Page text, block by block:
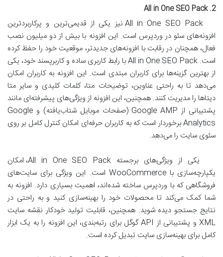
2. All in One SEO Pack
All in One SEO Pack نیز یکی از قدیمی‌ترین و پرکاربردترین
افزونه‌های سئو در وردپرس است. این افزونه با بیش از دو میلیون نصب
فعال، همچنان در رقابت با افزونه‌های جدیدتر، موقعیت خود را حفظ کرده
است. All in One SEO Pack با رابط کاربری ساده و کاربرپسند خود، یکی
از بهترین گزینه‌ها برای کاربران مبتدی است. این افزونه به کاربران امکان
می‌دهد تا به راحتی عناوین، توضیحات متا، کلمات کلیدی و سایر متا
دیتاها را مدیریت کنند. همچنین، این افزونه از ویژگی‌های پیشرفته‌ای مانند
پشتیبانی از Google AMP (صفحات موبایل شتاب‌یافته) و Google
Analytics برخوردار است که به کاربران حرفه‌ای امکان کنترل کامل بر روی
سئوی سایت را می‌دهد.
یکی از ویژگی‌های برجسته All in One SEO Pack، امکان
یکپارچه‌سازی با WooCommerce است. این ویژگی برای سایت‌های
فروشگاهی که با وردپرس ساخته شده‌اند، اهمیت بسیاری دارد. افزونه به
شما کمک می‌کند تا محصولات خود را بهینه‌سازی کنید و به راحتی در
نتایج جستجو دیده شوید. همچنین، قابلیت تولید خودکار نقشه سایت
XML و پشتیبانی از API گوگل برای رتبه‌بندی، این افزونه را به یک ابزار
کامل برای بهینه‌سازی سایت تبدیل کرده است.